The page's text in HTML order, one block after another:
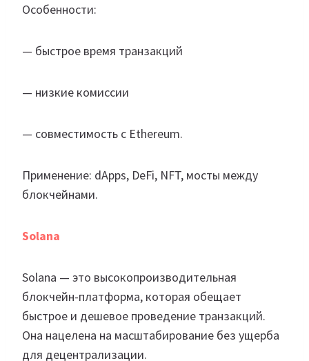
Особенности:
— быстрое время транзакций
— низкие комиссии
— совместимость с Ethereum.
Применение: dApps, DeFi, NFT, мосты между
блокчейнами.
Solana
Solana — это высокопроизводительная
блокчейн-платформа, которая обещает
быстрое и дешевое проведение транзакций.
Она нацелена на масштабирование без ущерба
для децентрализации.